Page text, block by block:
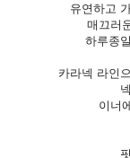
유연하고
매끄러
하루종
카라넥 라인
이너